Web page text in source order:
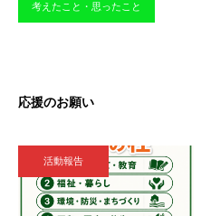
考えたこと・思ったこと
応援のお願い
活動報告